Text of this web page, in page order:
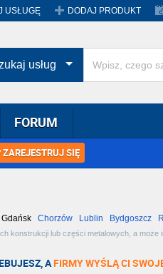
USŁUGĘ DODAJ PRODUKT
SIĘ
FORUM
usług
Gdańsk Chorzów Lublin Bydgoszcz
lub części metalowych, a może
AFIRMY WYŚLĄ CI